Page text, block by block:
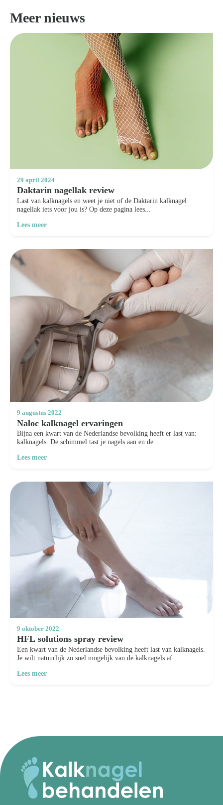
Meer nieuws
29 april 2024
Daktarin nagellak review
Last van kalknagels en weet je niet of de Daktarin kalknagel
nagellak iets voor jou is? Op deze pagina lees...
Lees meer
9 augustus 2022
Naloc kalknagel ervaringen
Bijna een kwart van de Nederlandse bevolking heeft er last van:
kalknagels. De schimmel tast je nagels aan en de...
Lees meer
9 oktober 2022
HFL solutions spray review
Een kwart van de Nederlandse bevolking heeft last van kalknagels.
Je wilt natuurlijk zo snel mogelijk van de kalknagels af....
Lees meer